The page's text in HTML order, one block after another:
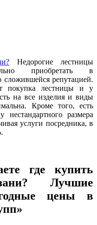
Недорогие лестницы
приобретать в
сложившейся репутацией.
покупка лестницы и у
на все изделия и виды
Кроме того, есть
нестандартного размера
услуги посредника, в
где купить
Лучшие
цены в